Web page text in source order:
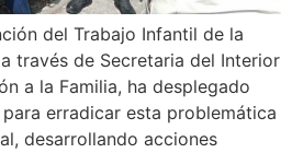
del Trabajo Infantil de la
través de Secretaria del Interior
a la Familia, ha desplegado
erradicar esta problemática
desarrollando acciones